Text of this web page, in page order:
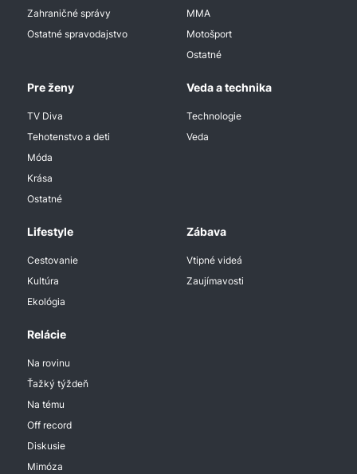
Zahraničné správy
Ostatné spravodajstvo
MMA
Motošport
Ostatné
Pre ženy
TV Diva
Tehotenstvo a deti
Móda
Krása
Ostatné
Veda a technika
Technologie
Veda
Lifestyle
Cestovanie
Kultúra
Ekológia
Zábava
Vtipné videá
Zaujímavosti
Relácie
Na rovinu
Ťažký týždeň
Na tému
Off record
Diskusie
Mimóza